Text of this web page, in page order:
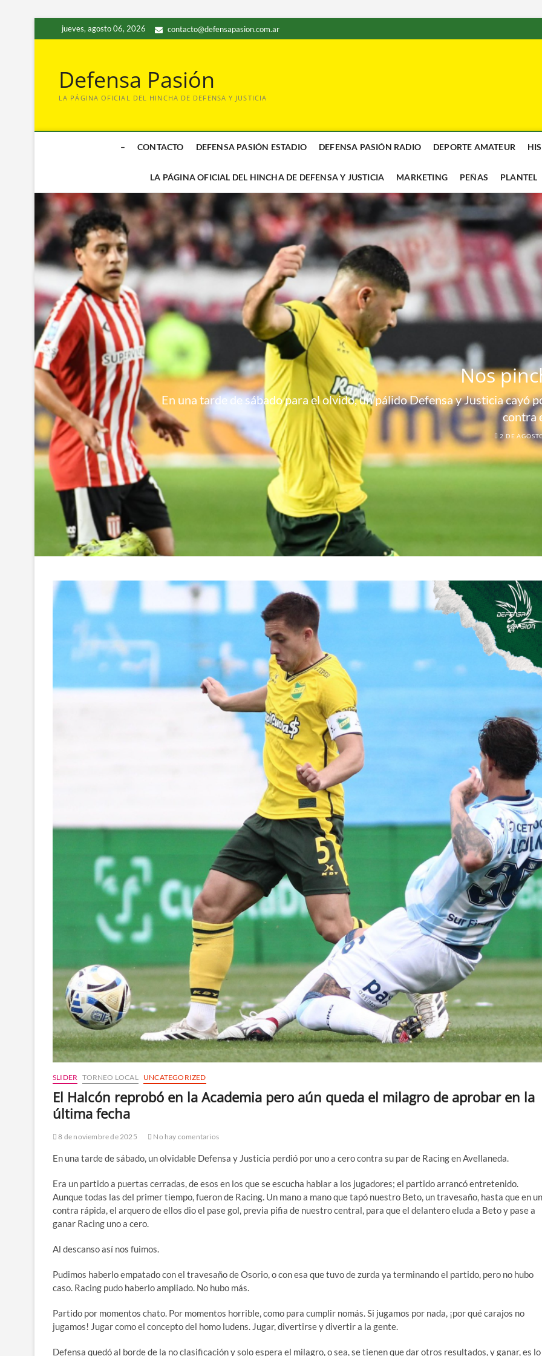
al
jueves, agosto 06, 2026 contacto@defensapasion.com.ar
Defensa Pasión
LA PÁGINA OFICIAL DEL HINCHA DE DEFENSA Y JUSTICIA
– CONTACTO DEFENSA PASIÓN ESTADIO DEFENSA PASIÓN RADIO DEPORTE AMATEUR
LA PÁGINA OFICIAL DEL HINCHA DE DEFENSA Y JUSTICIA MARKETING PEÑAS PLANTEL
Nos
En una tarde de sábado para el olvido, un pálido Defensa y Justicia cayó
contra
2 DE
SLIDER TORNEO LOCAL UNCATEGORIZED
El Halcón reprobó en la Academia pero aún queda el milagro de aprobar en la
última fecha
8 de noviembre de 2025 No hay comentarios
En una tarde de sábado, un olvidable Defensa y Justicia perdió por uno a cero contra su par de Racing en Avellaneda.
Era un partido a puertas cerradas, de esos en los que se escucha hablar a los jugadores; el partido arrancó entretenido.
Aunque todas las del primer tiempo, fueron de Racing. Un mano a mano que tapó nuestro Beto, un travesaño, hasta que en
contra rápida, el arquero de ellos dio el pase gol, previa pifia de nuestro central, para que el delantero eluda a Beto y pase a
ganar Racing uno a cero.
Al descanso así nos fuimos.
Pudimos haberlo empatado con el travesaño de Osorio, o con esa que tuvo de zurda ya terminando el partido, pero no hubo
caso. Racing pudo haberlo ampliado. No hubo más.
Partido por momentos chato. Por momentos horrible, como para cumplir nomás. Si jugamos por nada, ¡por qué carajos no
jugamos! Jugar como el concepto del homo ludens. Jugar, divertirse y divertir a la gente.
Defensa quedó al borde de la no clasificación y solo espera el milagro, o sea, se tienen que dar otros resultados, y ganar, es lo